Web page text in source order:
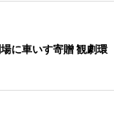
に車いす寄贈 観劇環